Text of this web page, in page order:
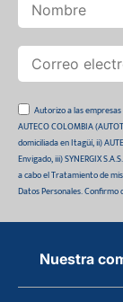
Autorizo a las
AUTECO COLOMBIA
domiciliada en Itagüí, ii)
Envigado, iii) SYNERGIX
a cabo el Tratamiento de
Datos Personales. Confirmo
Nuestra
Quiénes